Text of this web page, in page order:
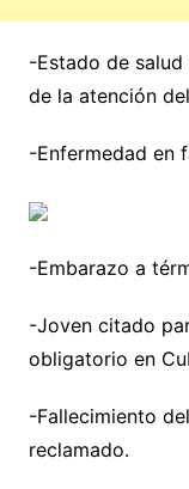
-Estado de
de la atención
-Enfermedad en
-Embarazo a
-Joven citado
obligatorio en
-Fallecimiento
reclamado.